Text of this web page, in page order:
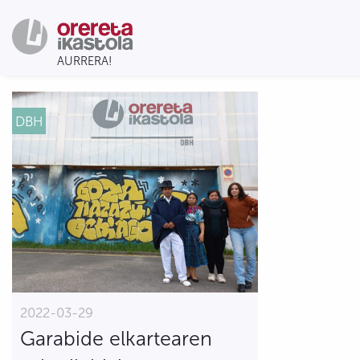
DBH
2022-03-29
Garabide elkartearen